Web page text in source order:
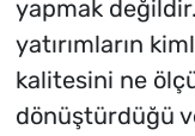
yapmak
yatırımların
kalitesini ne
dönüştürdüğü